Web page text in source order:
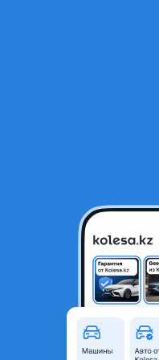
Поршни на двигатель